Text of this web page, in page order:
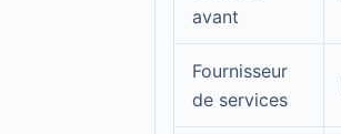
avant
Fournisseur
de services